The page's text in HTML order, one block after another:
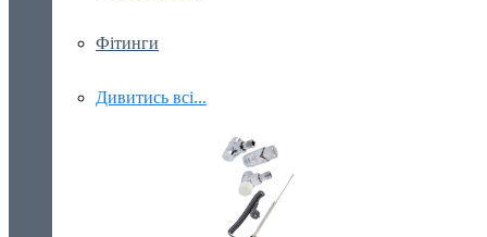
Фітинги
Дивитись всі...